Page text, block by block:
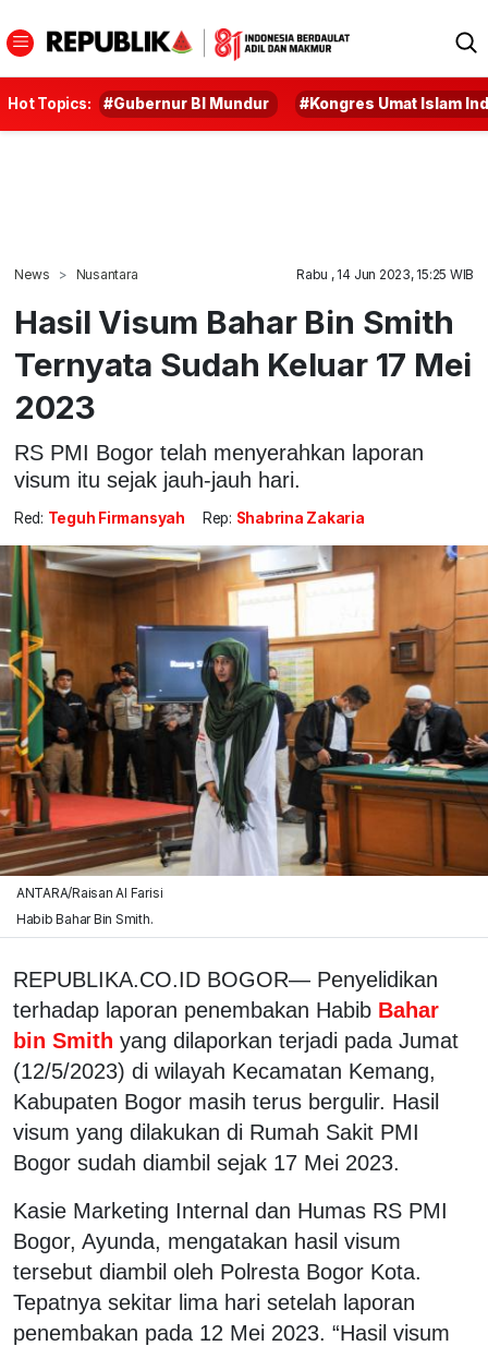
Hot Topics: #Gubernur BI Mundur #Kongres Umat Islam
News Nusantara Rabu , 14 Jun 2023, 15:25 WIB
Hasil Visum Bahar Bin Smith
Ternyata Sudah Keluar 17 Mei
2023
RS PMI Bogor telah menyerahkan laporan
visum itu sejak jauh-jauh hari.
Red: Teguh Firmansyah Rep: Shabrina Zakaria
ANTARA/Raisan Al Farisi
Habib Bahar Bin Smith.
REPUBLIKA.CO.ID BOGOR— Penyelidikan
terhadap laporan penembakan Habib Bahar
bin Smith yang dilaporkan terjadi pada Jumat
(12/5/2023) di wilayah Kecamatan Kemang,
Kabupaten Bogor masih terus bergulir. Hasil
visum yang dilakukan di Rumah Sakit PMI
Bogor sudah diambil sejak 17 Mei 2023.
Kasie Marketing Internal dan Humas RS PMI
Bogor, Ayunda, mengatakan hasil visum
tersebut diambil oleh Polresta Bogor Kota.
Tepatnya sekitar lima hari setelah laporan
penembakan pada 12 Mei 2023. “Hasil visum